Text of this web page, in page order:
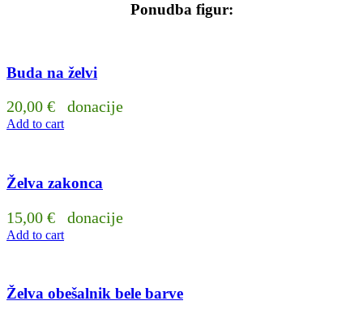
Ponudba figur:
Buda na želvi
20,00 € donacije
Add to cart
Želva zakonca
15,00 € donacije
Add to cart
Želva obešalnik bele barve